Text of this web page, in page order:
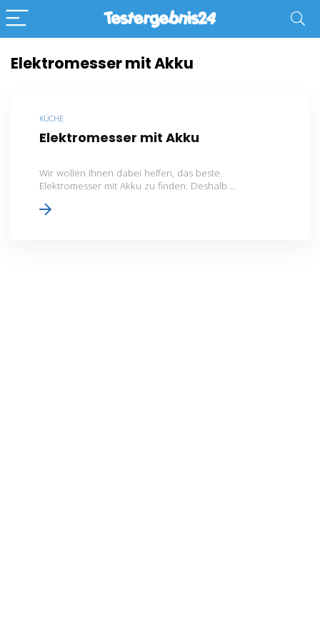
Elektromesser mit Akku
KÜCHE
Elektromesser mit Akku
Wir wollen Ihnen dabei helfen, das beste
Elektromesser mit Akku zu finden. Deshalb ...